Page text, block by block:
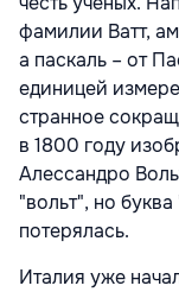
фамилии Ватт,
а паскаль – от
единицей
странное
в 1800 году
Алессандро
"вольт", но
потерялась.
Италия уже